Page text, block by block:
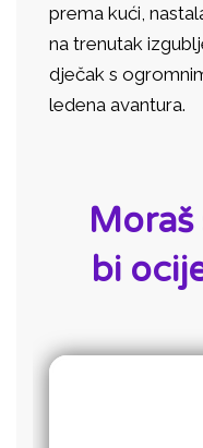
prema kući,
na trenutak
dječak s
ledena avantura.
Moraš
bi